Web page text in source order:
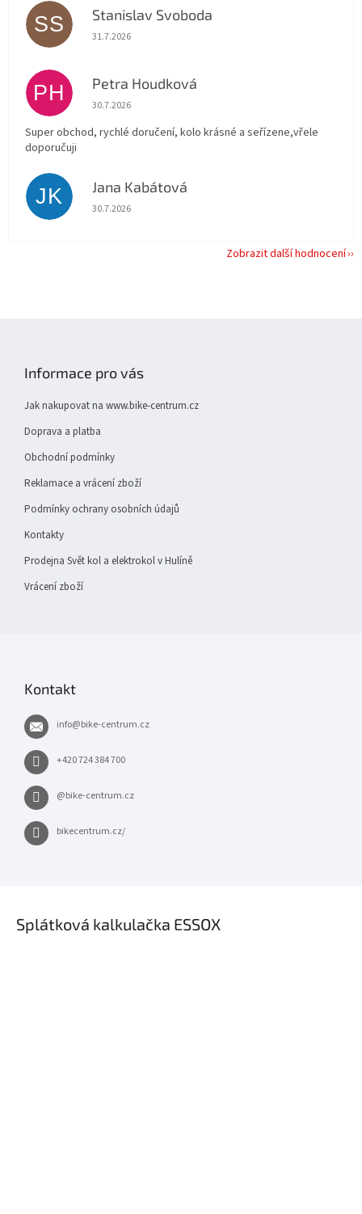
SS Stanislav Svoboda
Hodnocení obchodu je 5 z 5 hvězdiček.
31.7.2026
PH Petra Houdková
Hodnocení obchodu je 5 z 5 hvězdiček.
30.7.2026
Super obchod, rychlé doručení, kolo krásné a seřízene,vřele
doporučuji
JK Jana Kabátová
Hodnocení obchodu je 5 z 5 hvězdiček.
30.7.2026
Zobrazit další hodnocení
Informace pro vás
Jak nakupovat na www.bike-centrum.cz
Doprava a platba
Obchodní podmínky
Reklamace a vrácení zboží
Podmínky ochrany osobních údajů
Kontakty
Prodejna Svět kol a elektrokol v Hulíně
Vrácení zboží
Kontakt
info@bike-centrum.cz
+420 724 384 700
@bike-centrum.cz
bikecentrum.cz/
Splátková kalkulačka ESSOX